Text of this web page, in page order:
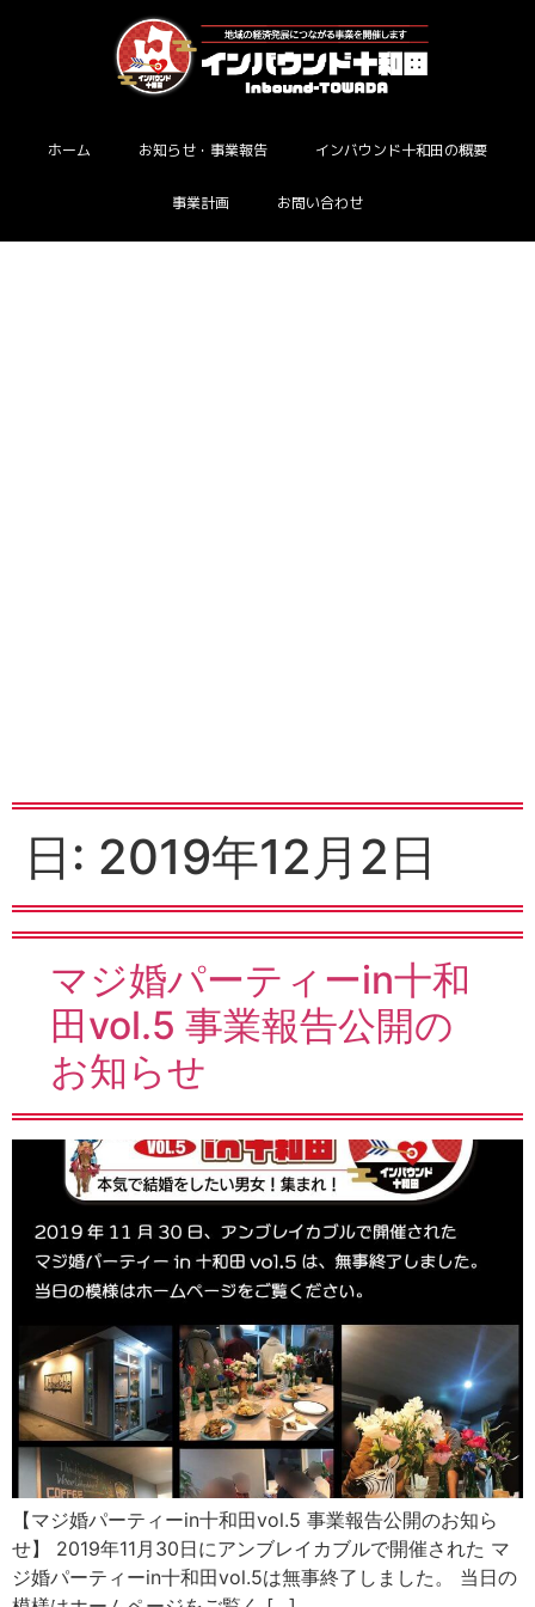
ホーム お知らせ・事業報告 インバウンド十和田の概要
事業計画 お問い合わせ
日: 2019年12月2日
マジ婚パーティーin十和
田vol.5 事業報告公開の
お知らせ
【マジ婚パーティーin十和田vol.5 事業報告公開のお知ら
せ】 2019年11月30日にアンブレイカブルで開催された マ
ジ婚パーティーin十和田vol.5は無事終了しました。 当日の